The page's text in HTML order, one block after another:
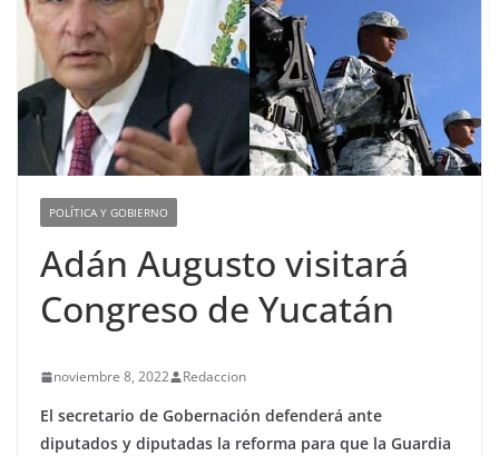
POLÍTICA Y GOBIERNO
Adán Augusto visitará
Congreso de Yucatán
noviembre 8, 2022 Redaccion
El secretario de Gobernación defenderá ante
diputados y diputadas la reforma para que la Guardia